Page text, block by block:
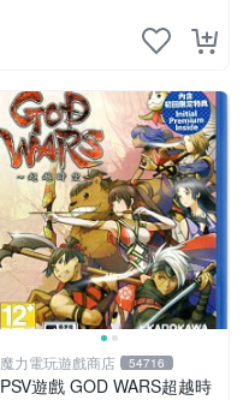
估。古董級遊戲限量收
魔力電玩遊戲商店 54716
PSV遊戲 GOD WARS超越時